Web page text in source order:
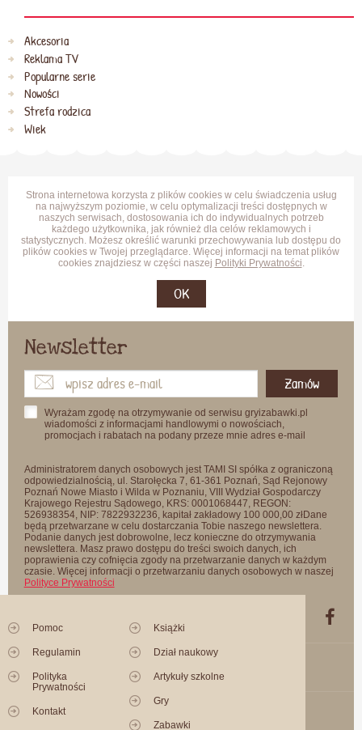
Akcesoria
Reklama TV
Popularne serie
Nowości
Strefa rodzica
Wiek
Strona internetowa korzysta z plików cookies w celu świadczenia usług
na najwyższym poziomie, w celu optymalizacji treści dostępnych w
naszych serwisach, dostosowania ich do indywidualnych potrzeb
każdego użytkownika, jak również dla celów reklamowych i
statystycznych. Możesz określić warunki przechowywania lub dostępu do
plików cookies w Twojej przeglądarce. Więcej informacji na temat plików
cookies znajdziesz w części naszej Polityki Prywatności.
OK
Newsletter
Zamów
Wyrażam zgodę na otrzymywanie od serwisu gryizabawki.pl
wiadomości z informacjami handlowymi o nowościach,
promocjach i rabatach na podany przeze mnie adres e-mail
Administratorem danych osobowych jest TAMI SI spółka z ograniczoną
odpowiedzialnością, ul. Starołęcka 7, 61-361 Poznań, Sąd Rejonowy
Poznań Nowe Miasto i Wilda w Poznaniu, VIII Wydział Gospodarczy
Krajowego Rejestru Sądowego, KRS: 0001068447, REGON:
526938354, NIP: 7822932236, kapitał zakładowy 100 000,00 złDane
będą przetwarzane w celu dostarczania Tobie naszego newslettera.
Podanie danych jest dobrowolne, lecz konieczne do otrzymywania
newslettera. Masz prawo dostępu do treści swoich danych, ich
poprawienia czy cofnięcia zgody na przetwarzanie danych w każdym
czasie. Więcej informacji o przetwarzaniu danych osobowych w naszej
Polityce Prywatności
Pomoc
Regulamin
Polityka
Prywatności
Kontakt
Książki
Dział naukowy
Artykuły szkolne
Gry
Zabawki